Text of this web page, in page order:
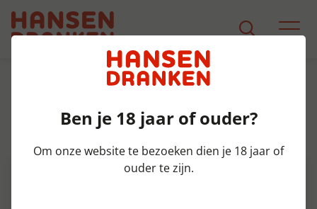
Product Detail
Appeven Sinaasappel Doos
12x75 cl
Ben je 18 jaar of ouder?
Om onze website te bezoeken dien je 18 jaar of
ouder te zijn.